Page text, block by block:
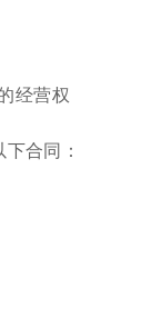
经营权
合同：